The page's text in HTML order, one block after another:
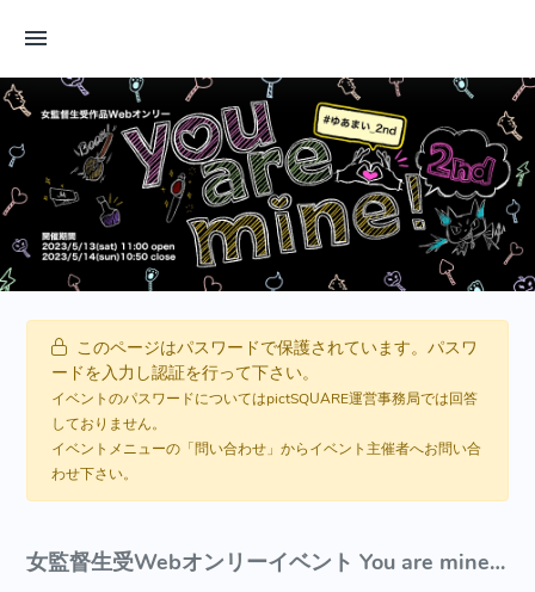
このページはパスワードで保護されています。パスワ
ードを入力し認証を行って下さい。
イベントのパスワードについてはpictSQUARE運営事務局では回答
しておりません。
イベントメニューの「問い合わせ」からイベント主催者へお問い合
わせ下さい。
女監督生受Webオンリーイベント You are mine!-ゆあまい-2nd